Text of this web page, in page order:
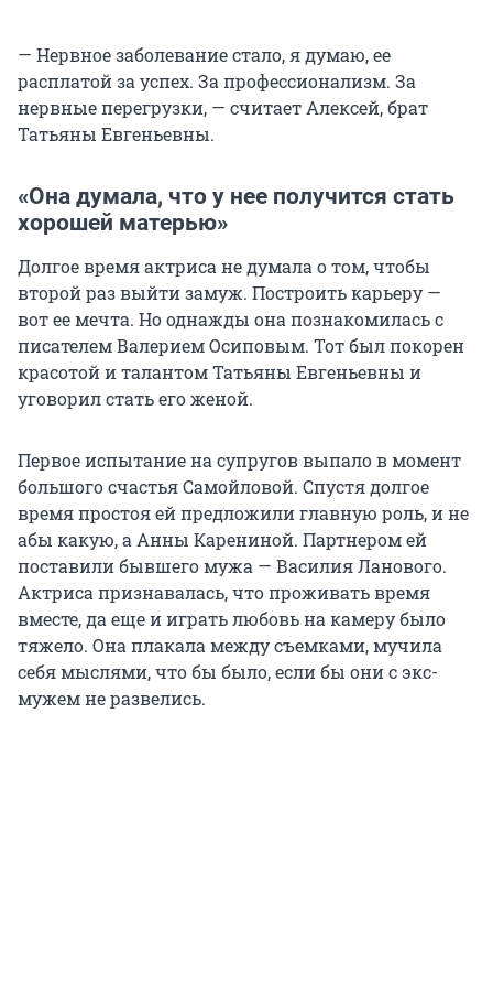
— Нервное заболевание стало, я думаю, ее
расплатой за успех. За профессионализм. За
нервные перегрузки, — считает Алексей, брат
Татьяны Евгеньевны.
«Она думала, что у нее получится стать
хорошей матерью»
Долгое время актриса не думала о том, чтобы
второй раз выйти замуж. Построить карьеру —
вот ее мечта. Но однажды она познакомилась с
писателем Валерием Осиповым. Тот был покорен
красотой и талантом Татьяны Евгеньевны и
уговорил стать его женой.
Первое испытание на супругов выпало в момент
большого счастья Самойловой. Спустя долгое
время простоя ей предложили главную роль, и не
абы какую, а Анны Карениной. Партнером ей
поставили бывшего мужа — Василия Ланового.
Актриса признавалась, что проживать время
вместе, да еще и играть любовь на камеру было
тяжело. Она плакала между съемками, мучила
себя мыслями, что бы было, если бы они с экс-
мужем не развелись.